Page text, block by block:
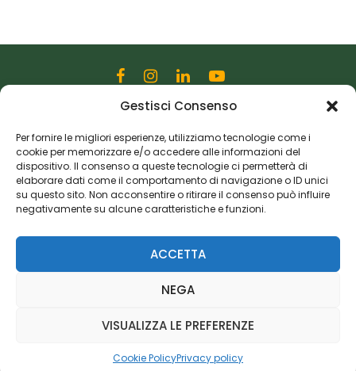
Gestisci Consenso
Per fornire le migliori esperienze, utilizziamo tecnologie come i
cookie per memorizzare e/o accedere alle informazioni del
dispositivo. Il consenso a queste tecnologie ci permetterà di
elaborare dati come il comportamento di navigazione o ID unici
su questo sito. Non acconsentire o ritirare il consenso può influire
negativamente su alcune caratteristiche e funzioni.
ACCETTA
NEGA
VISUALIZZA LE PREFERENZE
Cookie PolicyPrivacy policy
Via Martiri della Libertà, 28
20833 Giussano (MB)
P.I. 06982770965
Privacy Policy